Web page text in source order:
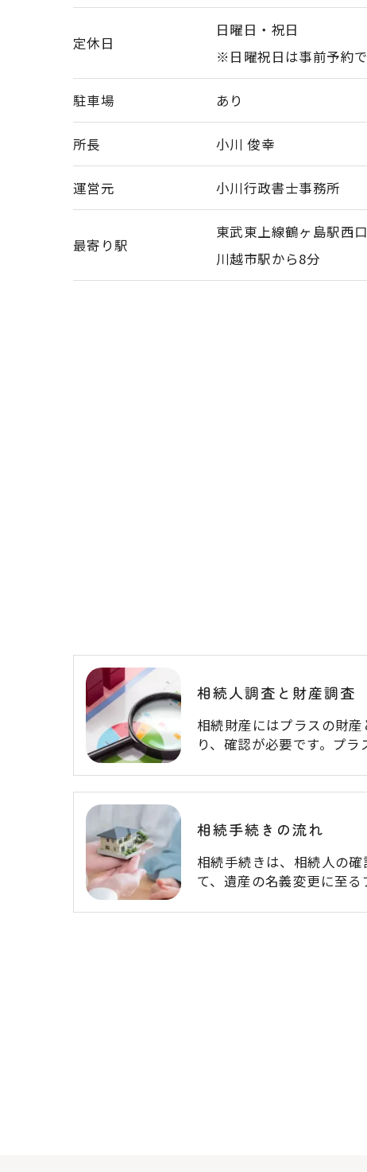
定休日
日曜日・祝日
※日曜祝日は事前予約
駐車場 あり
所長 小川 俊幸
運営元 小川行政書士事務所
最寄り駅
東武東上線鶴ヶ島駅西
川越市駅から8分
相続人調査と財産調査
相続財産にはプラスの財
り、確認が必要です。プ
相続手続きの流れ
相続手続きは、相続人の
て、遺産の名義変更に至